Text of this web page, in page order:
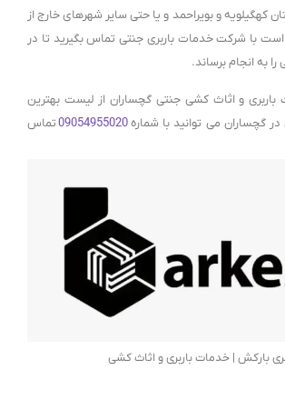
کهگیلویه و بویراحمد و یا حتی سایر شهرهای خارج از
است با شرکت خدمات باربری جنتی تماس بگیرید تا در
به انجام برساند.
و اثاث کشی جنتی گچساران از لیست بهترین
گچساران می توانید با شماره09054955020تماس
بارکش | خدمات باربری و اثاث کشی